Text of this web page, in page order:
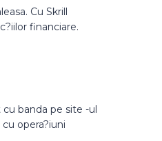
Cu Skrill
financiare.
banda pe site -ul
opera?iuni